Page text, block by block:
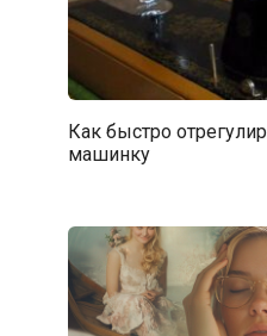
Как быстро
машинку